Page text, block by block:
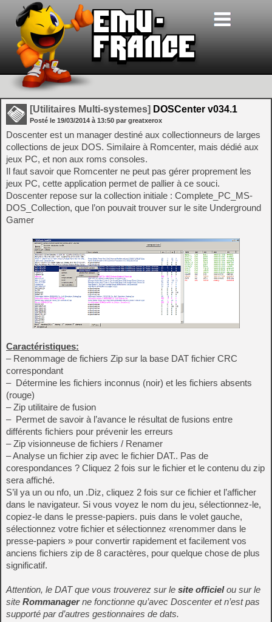
[Utilitaires Multi-systemes] DOSCenter v034.1
Posté le 19/03/2014 à 13:50 par greatxerox
Doscenter est un manager destiné aux collectionneurs de larges
collections de jeux DOS. Similaire à Romcenter, mais dédié aux
jeux PC, et non aux roms consoles.
Il faut savoir que Romcenter ne peut pas gérer proprement les
jeux PC, cette application permet de pallier à ce souci.
Doscenter repose sur la collection initiale : Complete_PC_MS-
DOS_Collection, que l’on pouvait trouver sur le site Underground
Gamer
Caractéristiques:
– Renommage de fichiers Zip sur la base DAT fichier CRC
correspondant
– Détermine les fichiers inconnus (noir) et les fichiers absents
(rouge)
– Zip utilitaire de fusion
– Permet de savoir à l’avance le résultat de fusions entre
différents fichiers pour prévenir les erreurs
– Zip visionneuse de fichiers / Renamer
– Analyse un fichier zip avec le fichier DAT.. Pas de
corespondances ? Cliquez 2 fois sur le fichier et le contenu du zip
sera affiché.
S’il ya un ou nfo, un .Diz, cliquez 2 fois sur ce fichier et l’afficher
dans le navigateur. Si vous voyez le nom du jeu, sélectionnez-le,
copiez-le dans le presse-papiers. puis dans le volet gauche,
sélectionnez votre fichier et sélectionnez «renommer dans le
presse-papiers » pour convertir rapidement et facilement vos
anciens fichiers zip de 8 caractères, pour quelque chose de plus
significatif.
Attention, le DAT que vous trouverez sur le site officielou sur le
site Rommanagerne fonctionne qu’avec Doscenter et n’est pas
supporté par d’autres gestionnaires de dats.